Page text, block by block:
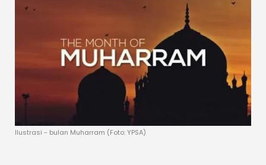
Ilustrasi - bulan Muharram (Foto: YPSA)